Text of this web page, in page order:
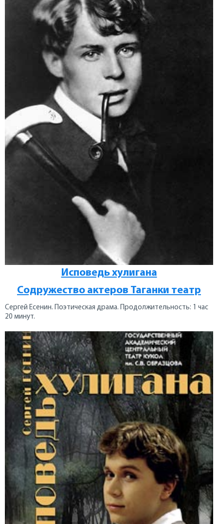
Исповедь хулигана
Содружество актеров Таганки театр
Сергей Есенин. Поэтическая драма. Продолжительность: 1 час
20 минут.